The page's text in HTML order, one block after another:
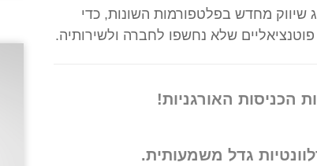
שיווק מחדש בפלטפורמות השונות, כדי
שלא נחשפו לחברה ולשירותיה.
גדל משמעותית.